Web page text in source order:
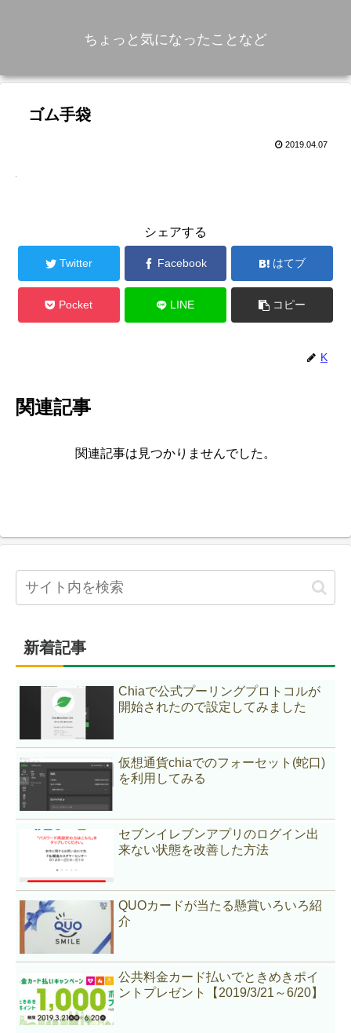
ちょっと気になったことなど
ゴム手袋
2019.04.07
シェアする
Twitter Facebook はてブ
Pocket LINE コピー
K
関連記事
関連記事は見つかりませんでした。
新着記事
Chiaで公式プーリングプロトコルが
開始されたので設定してみました
仮想通貨chiaでのフォーセット(蛇口)
を利用してみる
セブンイレブンアプリのログイン出
来ない状態を改善した方法
QUOカードが当たる懸賞いろいろ紹
介
公共料金カード払いでときめきポイ
ントプレゼント【2019/3/21～6/20】